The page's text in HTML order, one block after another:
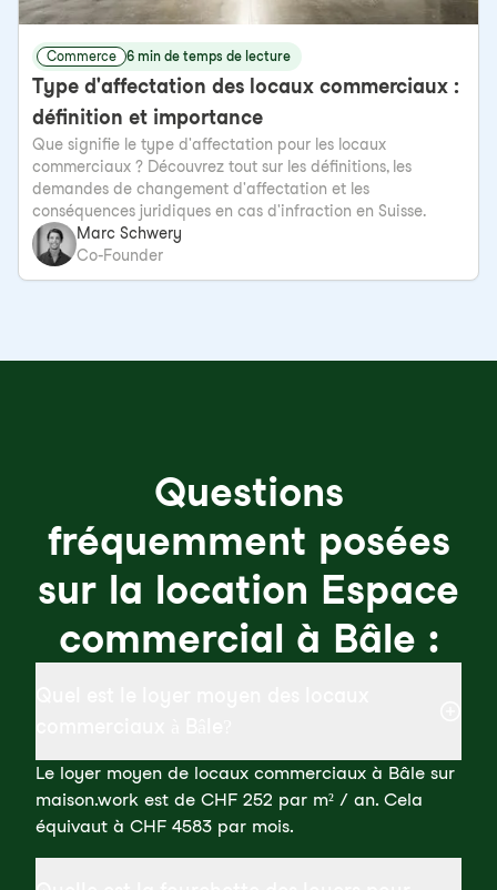
Commerce 6 min de temps de lecture
Type d'affectation des locaux commerciaux :
définition et importance
Que signifie le type d'affectation pour les locaux
commerciaux ? Découvrez tout sur les définitions, les
demandes de changement d'affectation et les
conséquences juridiques en cas d'infraction en Suisse.
Marc Schwery
Co-Founder
Questions
fréquemment posées
sur la location Espace
commercial à Bâle :
Le loyer moyen de locaux commerciaux à Bâle sur
maison.work est de CHF 252 par m² / an. Cela
équivaut à CHF 4583 par mois.